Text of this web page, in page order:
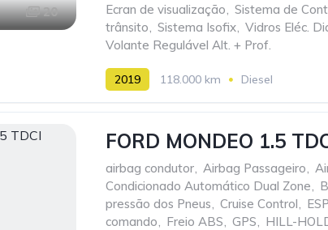
20
Ecran de visualização, Sistema de
trânsito, Sistema Isofix, Vidros Eléc.
Volante Regulável Alt. + Prof.
2019 118.000 km Diesel
FORD MONDEO 1.5
airbag condutor, Airbag Passageiro,
Condicionado Automático Dual Zone,
pressão dos Pneus, Cruise Control,
comando, Freio ABS, GPS, HILL-